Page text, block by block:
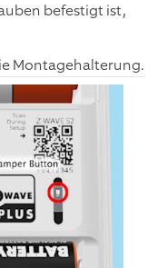
befestigt ist,
Montagehalterung.